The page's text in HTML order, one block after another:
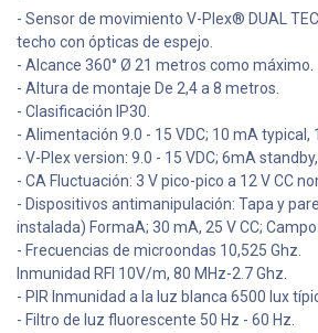
- Sensor de movimiento V-Plex® DUAL
techo con ópticas de espejo.
- Alcance 360° Ø 21 metros como máximo.
- Altura de montaje De 2,4 a 8 metros.
- Clasificación IP30.
- Alimentación 9.0 - 15 VDC; 10 mA typical,
- V-Plex version: 9.0 - 15 VDC; 6mA
- CA Fluctuación: 3 V pico-pico a 12 V CC
- Dispositivos antimanipulación: Tapa y
instalada) FormaA; 30 mA, 25 V CC;
- Frecuencias de microondas 10,525 Ghz.
Inmunidad RFI 10V/m, 80 MHz-2.7 Ghz.
- PIR Inmunidad a la luz blanca 6500 lux
- Filtro de luz fluorescente 50 Hz - 60 Hz.